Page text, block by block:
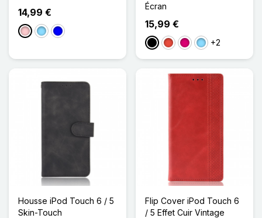
14,99 €
RoseBleu Clair
Bleu
Écran
15,99 €
NoirRougeMagenta
Bleu Clair
+2
Housse iPod Touch 6 / 5
Skin-Touch
Flip Cover iPod Touch 6
/ 5 Effet Cuir Vintage